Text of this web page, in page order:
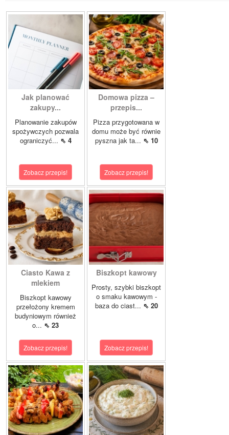
Jak planować
zakupy...
Planowanie zakupów
spożywczych pozwala
ograniczyć... ⇖ 4
Zobacz przepis!
Domowa pizza –
przepis...
Pizza przygotowana w
domu może być równie
pyszna jak ta... ⇖ 10
Zobacz przepis!
Ciasto Kawa z
mlekiem
Biszkopt kawowy
przełożony kremem
budyniowym również
o... ⇖ 23
Zobacz przepis!
Biszkopt kawowy
Prosty, szybki biszkopt
o smaku kawowym -
baza do ciast... ⇖ 20
Zobacz przepis!